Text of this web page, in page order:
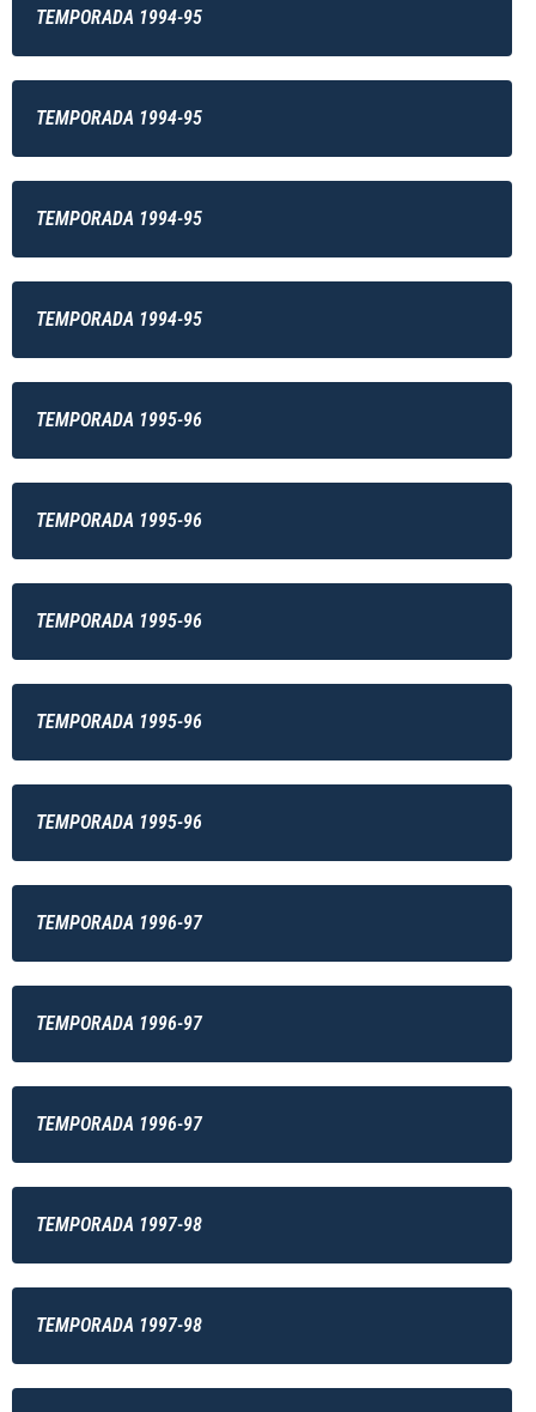
TEMPORADA 1994-95
TEMPORADA 1994-95
TEMPORADA 1994-95
TEMPORADA 1994-95
TEMPORADA 1995-96
TEMPORADA 1995-96
TEMPORADA 1995-96
TEMPORADA 1995-96
TEMPORADA 1995-96
TEMPORADA 1996-97
TEMPORADA 1996-97
TEMPORADA 1996-97
TEMPORADA 1997-98
TEMPORADA 1997-98